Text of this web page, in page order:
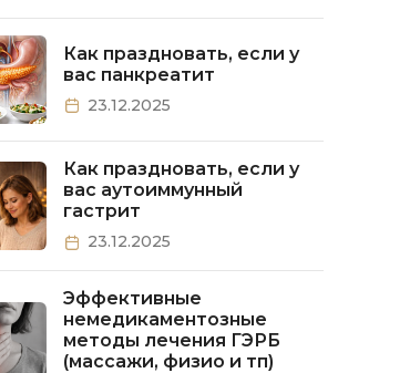
Как праздновать, если у
вас панкреатит
23.12.2025
Как праздновать, если у
вас аутоиммунный
гастрит
23.12.2025
Эффективные
немедикаментозные
методы лечения ГЭРБ
(массажи, физио и тп)